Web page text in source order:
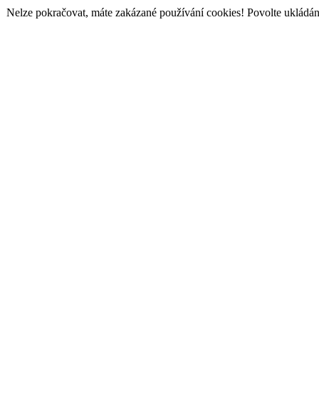
Nelze pokračovat, máte zakázané používání cookies! Povolte